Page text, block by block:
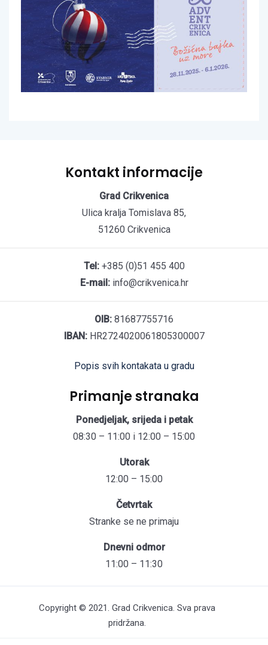
Kontakt informacije
Grad Crikvenica
Ulica kralja Tomislava 85,
51260 Crikvenica
Tel:+385 (0)51 455 400
E-mail:info@crikvenica.hr
OIB: 81687755716
IBAN:HR2724020061805300007
Popis svih kontakata u gradu
Primanje stranaka
Ponedjeljak, srijeda i petak
08:30 – 11:00 i 12:00 – 15:00
Utorak
12:00 – 15:00
Četvrtak
Stranke se ne primaju
Dnevni odmor
11:00 – 11:30
Copyright © 2021. Grad Crikvenica. Sva prava
pridržana.